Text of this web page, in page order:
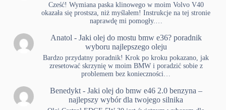
Cześć! Wymiana paska klinowego w moim Volvo V40
okazała się prostsza, niż myślałem! Instrukcje na tej stronie
naprawdę mi pomogły.…
Anatol - Jaki olej do mostu bmw e36? poradnik
wyboru najlepszego oleju
Bardzo przydatny poradnik! Krok po kroku pokazano, jak
zresetować skrzynię w moim BMW i poradzić sobie z
problemem bez konieczności…
Benedykt- Jaki olej do bmw e46 2.0 benzyna –
najlepszy wybór dla twojego silnika